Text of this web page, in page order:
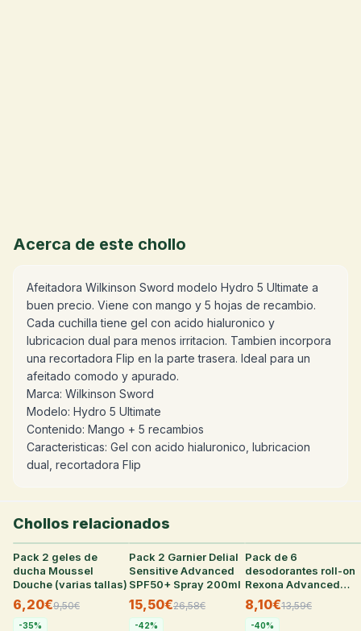
Acerca de este chollo
Afeitadora Wilkinson Sword modelo Hydro 5 Ultimate a
buen precio. Viene con mango y 5 hojas de recambio.
Cada cuchilla tiene gel con acido hialuronico y
lubricacion dual para menos irritacion. Tambien incorpora
una recortadora Flip en la parte trasera. Ideal para un
afeitado comodo y apurado.
Marca: Wilkinson Sword
Modelo: Hydro 5 Ultimate
Contenido: Mango + 5 recambios
Caracteristicas: Gel con acido hialuronico, lubricacion
dual, recortadora Flip
Chollos relacionados
Pack 2 geles de
ducha Moussel
Douche (varias tallas)
6,20€9,50€
-35%
27°
Pack 2 Garnier Delial
Sensitive Advanced
SPF50+ Spray 200ml
15,50€26,58€
-42%
Pack de 6
desodorantes roll-on
Rexona Advanced
Protection Quantum
Dry de 50 ml
8,10€13,59€
-40%